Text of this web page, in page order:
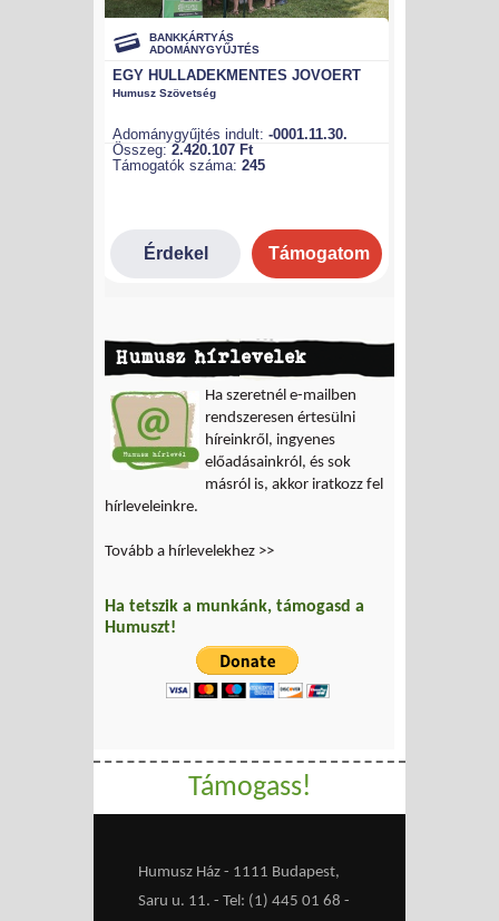
Humusz hírlevelek
Ha szeretnél e-mailben
rendszeresen értesülni
híreinkről, ingyenes
előadásainkról, és sok
másról is, akkor iratkozz fel
hírleveleinkre.
Tovább a hírlevelekhez >>
Ha tetszik a munkánk, támogasd a
Humuszt!
Támogass!
Humusz Ház - 1111 Budapest,
Saru u. 11. - Tel: (1) 445 01 68 -